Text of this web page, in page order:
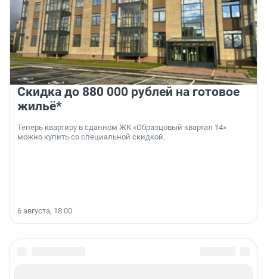
Скидка до 880 000 рублей на готовое
жильё*
Теперь квартиру в сданном ЖК «Образцовый квартал 14»
можно купить со специальной скидкой.
6 августа, 18:00